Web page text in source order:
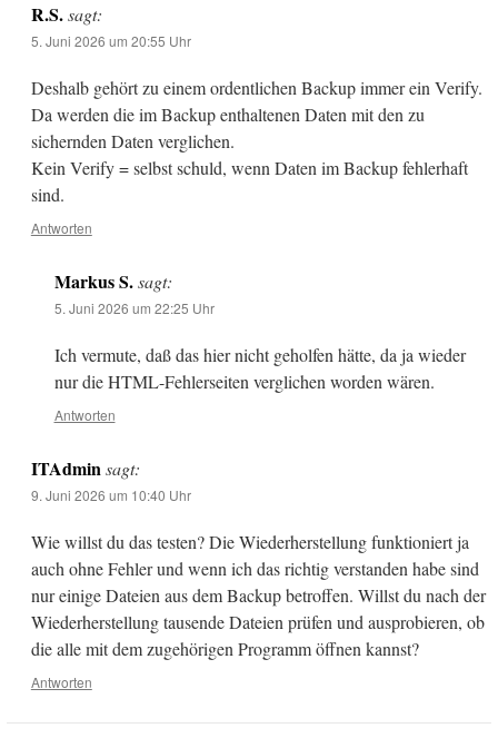
R.S. sagt:
5. Juni 2026 um 20:55 Uhr
Deshalb gehört zu einem ordentlichen Backup immer ein Verify.
Da werden die im Backup enthaltenen Daten mit den zu
sichernden Daten verglichen.
Kein Verify = selbst schuld, wenn Daten im Backup fehlerhaft
sind.
Antworten
Markus S. sagt:
5. Juni 2026 um 22:25 Uhr
Ich vermute, daß das hier nicht geholfen hätte, da ja wieder
nur die HTML-Fehlerseiten verglichen worden wären.
Antworten
ITAdmin sagt:
9. Juni 2026 um 10:40 Uhr
Wie willst du das testen? Die Wiederherstellung funktioniert ja
auch ohne Fehler und wenn ich das richtig verstanden habe sind
nur einige Dateien aus dem Backup betroffen. Willst du nach der
Wiederherstellung tausende Dateien prüfen und ausprobieren, ob
die alle mit dem zugehörigen Programm öffnen kannst?
Antworten